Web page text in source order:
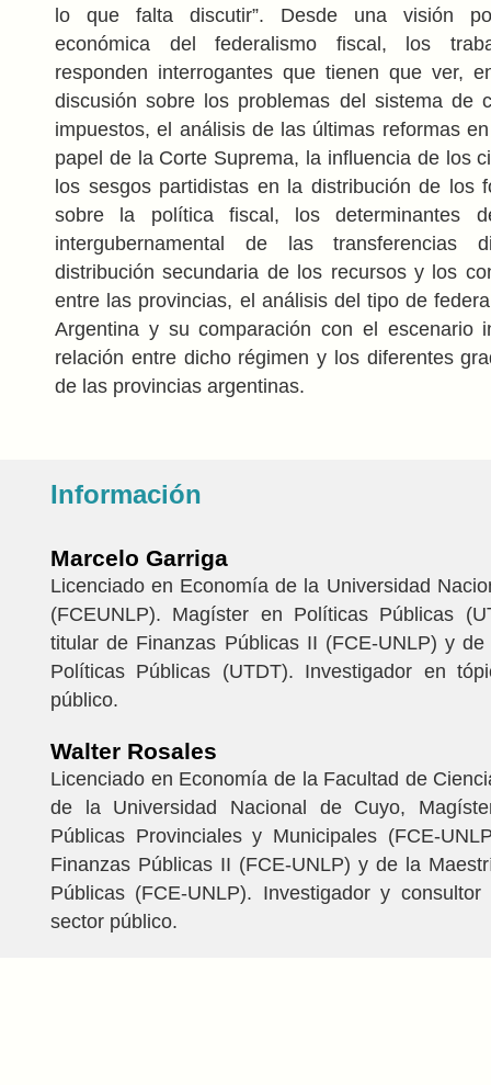
lo que falta discutir”. Desde una visión
económica del federalismo fiscal, los
responden interrogantes que tienen que ver,
discusión sobre los problemas del sistema de
impuestos, el análisis de las últimas reformas
papel de la Corte Suprema, la influencia de los
los sesgos partidistas en la distribución de los
sobre la política fiscal, los determinantes
intergubernamental de las transferencias
distribución secundaria de los recursos y los
entre las provincias, el análisis del tipo de
Argentina y su comparación con el escenario
relación entre dicho régimen y los diferentes
de las provincias argentinas.
Información
Marcelo Garriga
Licenciado en Economía de la Universidad
(FCEUNLP). Magíster en Políticas Públicas
titular de Finanzas Públicas II (FCE-UNLP) y
Políticas Públicas (UTDT). Investigador en
público.
Walter Rosales
Licenciado en Economía de la Facultad de
de la Universidad Nacional de Cuyo,
Públicas Provinciales y Municipales (FCE-
Finanzas Públicas II (FCE-UNLP) y de la
Públicas (FCE-UNLP). Investigador y
sector público.